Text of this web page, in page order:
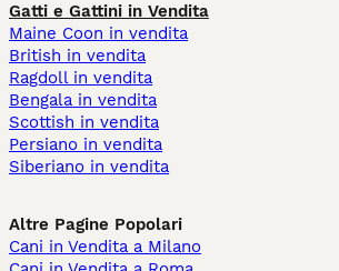
Gatti e Gattini in Vendita
Maine Coon in vendita
British in vendita
Ragdoll in vendita
Bengala in vendita
Scottish in vendita
Persiano in vendita
Siberiano in vendita
Altre Pagine Popolari
Cani in Vendita a Milano